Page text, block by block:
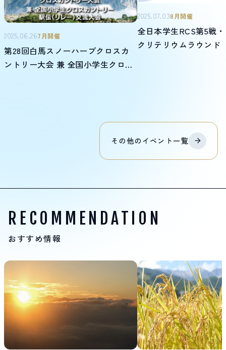
その他の イベント 一覧
2025.06.267月開催
第28回白馬スノーハープクロスカ
ントリー大会 兼 全国小学生クロス
2025.07.038月開催
全日本学生RCS第5戦
クリテリウムラウンド
RECOMMENDATION
おすすめ情報